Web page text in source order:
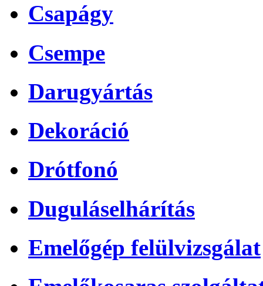
Csapágy
Csempe
Darugyártás
Dekoráció
Drótfonó
Duguláselhárítás
Emelőgép felülvizsgálat